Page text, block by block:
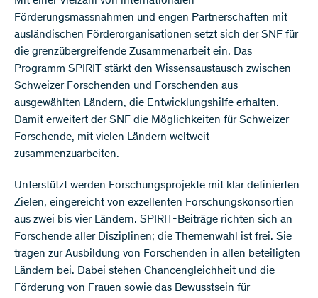
Förderungsmassnahmen und engen Partnerschaften mit
ausländischen Förderorganisationen setzt sich der SNF für
die grenzübergreifende Zusammenarbeit ein. Das
Programm SPIRIT stärkt den Wissensaustausch zwischen
Schweizer Forschenden und Forschenden aus
ausgewählten Ländern, die Entwicklungshilfe erhalten.
Damit erweitert der SNF die Möglichkeiten für Schweizer
Forschende, mit vielen Ländern weltweit
zusammenzuarbeiten.
Unterstützt werden Forschungsprojekte mit klar definierten
Zielen, eingereicht von exzellenten Forschungskonsortien
aus zwei bis vier Ländern. SPIRIT-Beiträge richten sich an
Forschende aller Disziplinen; die Themenwahl ist frei. Sie
tragen zur Ausbildung von Forschenden in allen beteiligten
Ländern bei. Dabei stehen Chancengleichheit und die
Förderung von Frauen sowie das Bewusstsein für